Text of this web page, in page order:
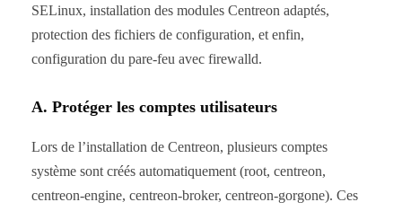
SELinux, installation des modules Centreon adaptés,
protection des fichiers de configuration, et enfin,
configuration du pare-feu avec firewalld.
A. Protéger les comptes utilisateurs
Lors de l’installation de Centreon, plusieurs comptes
système sont créés automatiquement (root, centreon,
centreon-engine, centreon-broker, centreon-gorgone). Ces